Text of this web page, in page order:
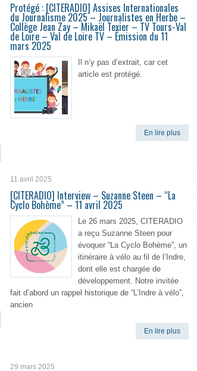
Protégé : [CITERADIO] Assises Internationales
du Journalisme 2025 – Journalistes en Herbe –
Collège Jean Zay – Mikaël Texier – TV Tours-Val
de Loire – Val de Loire TV – Émission du 11
mars 2025
Il n’y pas d’extrait, car cet
article est protégé.
En lire plus
11 avril 2025
[CITERADIO] Interview – Suzanne Steen – “La
Cyclo Bohème” – 11 avril 2025
Le 26 mars 2025, CITERADIO
a reçu Suzanne Steen pour
évoquer “La Cyclo Bohème”, un
itinéraire à vélo au fil de l’Indre,
dont elle est chargée de
développement. Notre invitée
fait d’abord un rappel historique de “L’Indre à vélo”,
ancien
En lire plus
29 mars 2025